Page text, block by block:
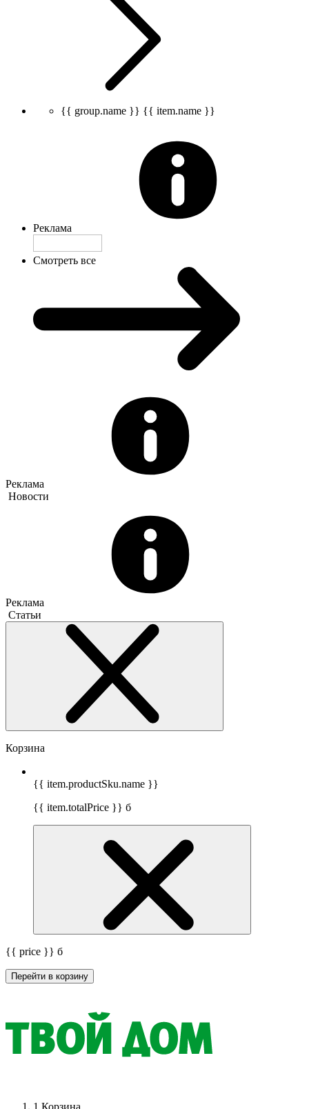
{{ group.name }} {{ item.name }}
Реклама
Смотреть все
Реклама
Новости
Реклама
Статьи
Корзина
{{ item.productSku.name }}
{{ item.totalPrice }} б
{{ price }} б
Перейти в корзину
1 Корзина